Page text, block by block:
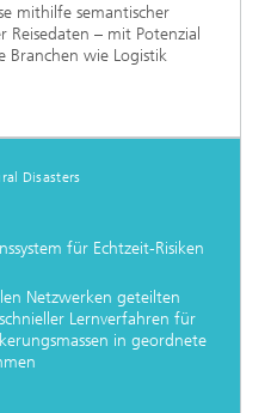
mithilfe semantischer
– mit Potenzial
Branchen wie Logistik
Disasters
für Echtzeit-Risiken
Netzwerken geteilten
Lernverfahren für
in geordnete